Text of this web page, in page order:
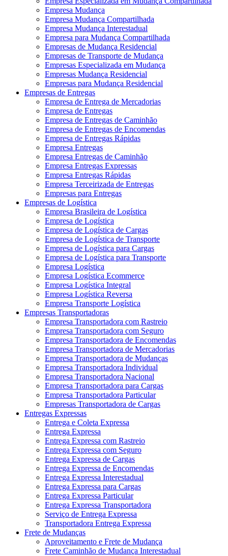
Empresa Mudança
Empresa Mudança Compartilhada
Empresa Mudança Interestadual
Empresa para Mudança Compartilhada
Empresas de Mudança Residencial
Empresas de Transporte de Mudança
Empresas Especializada em Mudança
Empresas Mudança Residencial
Empresas para Mudança Residencial
Empresas de Entregas
Empresa de Entrega de Mercadorias
Empresa de Entregas
Empresa de Entregas de Caminhão
Empresa de Entregas de Encomendas
Empresa de Entregas Rápidas
Empresa Entregas
Empresa Entregas de Caminhão
Empresa Entregas Expressas
Empresa Entregas Rápidas
Empresa Terceirizada de Entregas
Empresas para Entregas
Empresas de Logística
Empresa Brasileira de Logística
Empresa de Logística
Empresa de Logística de Cargas
Empresa de Logística de Transporte
Empresa de Logística para Cargas
Empresa de Logística para Transporte
Empresa Logística
Empresa Logística Ecommerce
Empresa Logística Integral
Empresa Logística Reversa
Empresa Transporte Logística
Empresas Transportadoras
Empresa Transportadora com Rastreio
Empresa Transportadora com Seguro
Empresa Transportadora de Encomendas
Empresa Transportadora de Mercadorias
Empresa Transportadora de Mudanças
Empresa Transportadora Individual
Empresa Transportadora Nacional
Empresa Transportadora para Cargas
Empresa Transportadora Particular
Empresas Transportadora de Cargas
Entregas Expressas
Entrega e Coleta Expressa
Entrega Expressa
Entrega Expressa com Rastreio
Entrega Expressa com Seguro
Entrega Expressa de Cargas
Entrega Expressa de Encomendas
Entrega Expressa Interestadual
Entrega Expressa para Cargas
Entrega Expressa Particular
Entrega Expressa Transportadora
Serviço de Entrega Expressa
Transportadora Entrega Expressa
Frete de Mudanças
Aproveitamento e Frete de Mudança
Frete Caminhão de Mudança Interestadual